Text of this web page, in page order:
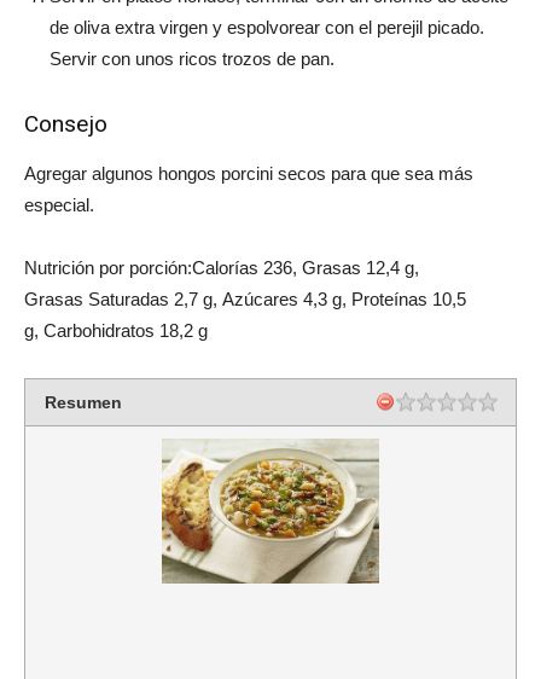
de oliva extra virgen y espolvorear con el perejil picado.
Servir con unos ricos trozos de pan.
Consejo
Agregar algunos hongos porcini secos para que sea más
especial.
Nutrición por porción:Calorías 236, Grasas 12,4 g,
Grasas Saturadas 2,7 g, Azúcares 4,3 g, Proteínas 10,5
g, Carbohidratos 18,2 g
Resumen